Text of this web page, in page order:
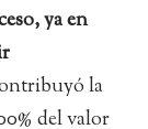
ya en
la
del valor